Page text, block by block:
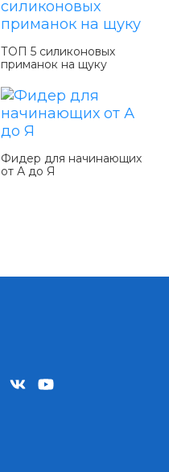
ТОП 5 силиконовых
приманок на щуку
Фидер для начинающих
от А до Я